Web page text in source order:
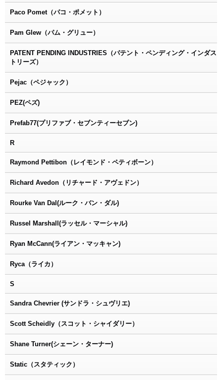
Paco Pomet（パコ・ポメット）
Pam Glew（パム・グリュー）
PATENT PENDING INDUSTRIES（パテント・ペンディング・インダス
トリーズ）
Pejac（ペジャック）
PEZ(ペズ)
Prefab77(プリファブ・セブンティーセブン)
R
Raymond Pettibon（レイモンド・ペティボーン）
Richard Avedon（リチャード・アヴェドン）
Rourke Van Dal(ルーク・バン・ダル)
Russel Marshall(ラッセル・マーシャル)
Ryan McCann(ライアン・マッキャン)
Ryca（ライカ）
S
Sandra Chevrier (サンドラ・シュヴリエ)
Scott Scheidly（スコット・シャイダリー）
Shane Turner(シェーン・ターナー)
Static（スタティック）